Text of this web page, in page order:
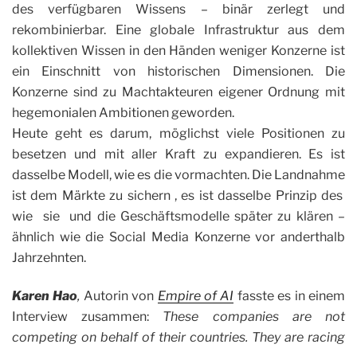
des verfügbaren Wissens – binär zerlegt und
rekombinierbar. Eine globale Infrastruktur aus dem
kollektiven Wissen in den Händen weniger Konzerne ist
ein Einschnitt von historischen Dimensionen. Die
Konzerne sind zu Machtakteuren eigener Ordnung mit
hegemonialen Ambitionen geworden.
Heute geht es darum, möglichst viele Positionen zu
besetzen und mit aller Kraft zu expandieren. Es ist
dasselbe Modell, wie es die vormachten. Die Landnahme
ist dem Märkte zu sichern , es ist dasselbe Prinzip des
wie sie und die Geschäftsmodelle später zu klären –
ähnlich wie die Social Media Konzerne vor anderthalb
Jahrzehnten.
Karen Hao, Autorin von Empire of AI fasste es in einem
Interview zusammen: These companies are not
competing on behalf of their countries. They are racing